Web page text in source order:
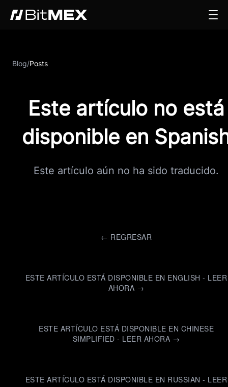
Blog/Posts
Este artículo no está
disponible en
Este artículo aún no ha sido traducido.
← REGRESAR
ESTE ARTÍCULO ESTÁ DISPONIBLE EN ENGLISH - LEER
AHORA →
ESTE ARTÍCULO ESTÁ DISPONIBLE EN CHINESE
SIMPLIFIED - LEER AHORA →
ESTE ARTÍCULO ESTÁ DISPONIBLE EN RUSSIAN - LEER